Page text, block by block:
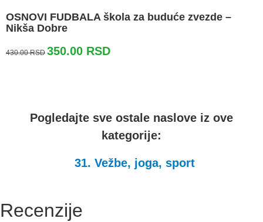
OSNOVI FUDBALA škola za buduće zvezde –
Nikša Dobre
430.00RSD
Originalna
cena
350.00 RSD
Pogledajte sve ostale naslove iz ove
kategorije:
31. Vežbe, joga, sport
Recenzije